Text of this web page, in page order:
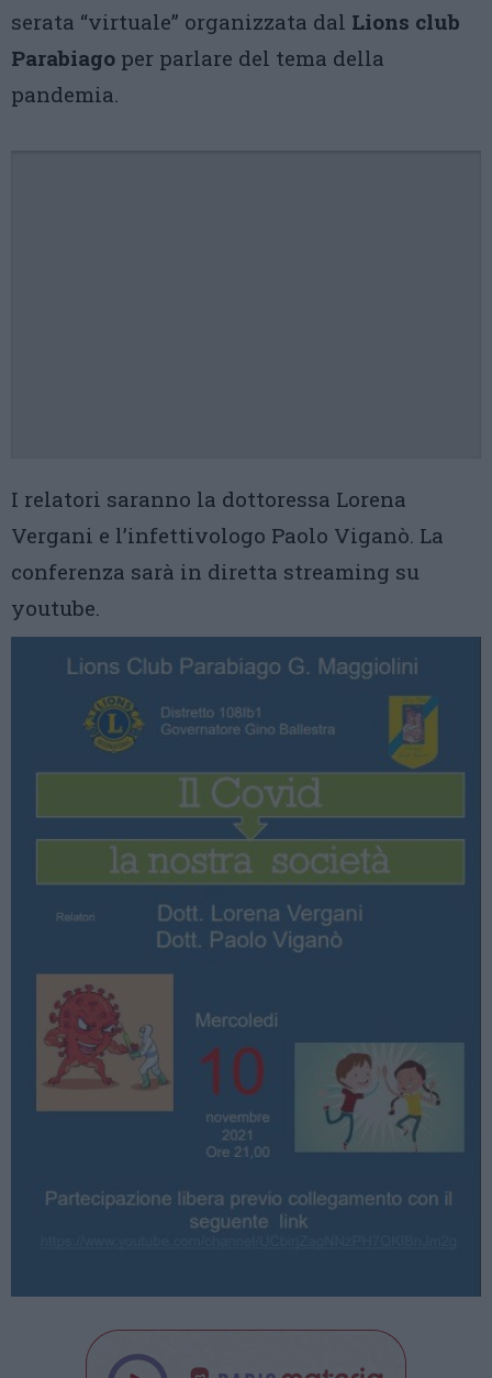
serata “virtuale” organizzata dal Lions club
Parabiago per parlare del tema della
pandemia.
I relatori saranno la dottoressa Lorena
Vergani e l’infettivologo Paolo Viganò. La
conferenza sarà in diretta streaming su
youtube.